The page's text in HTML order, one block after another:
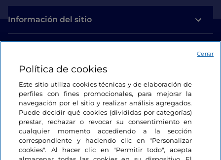
Información del sitio
Estamos en contacto
Política de cookies
Este sitio utiliza cookies técnicas y de elaboración de
perfiles con fines promocionales, para mejorar la
navegación por el sitio y realizar análisis agregados.
Puede decidir qué cookies (divididas por categorías)
prestar, rechazar o revocar su consentimiento en
cualquier momento accediendo a la sección
correspondiente y haciendo clic en "Personalizar
cookies". Al hacer clic en "Permitir todo", acepta
Cerrar